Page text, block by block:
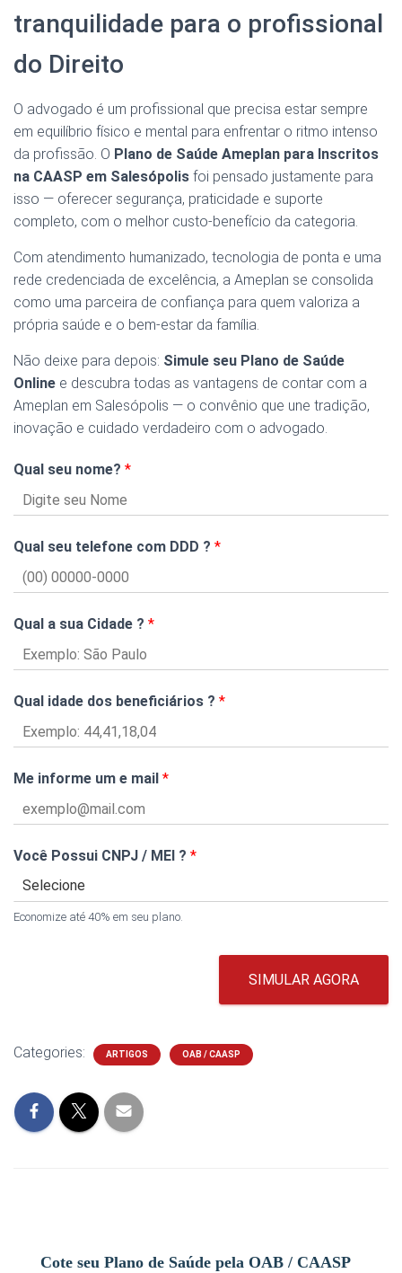
tranquilidade para o profissional
do Direito
O advogado é um profissional que precisa estar sempre
em equilíbrio físico e mental para enfrentar o ritmo intenso
da profissão. O Plano de Saúde Ameplan para Inscritos
na CAASP em Salesópolis foi pensado justamente para
isso — oferecer segurança, praticidade e suporte
completo, com o melhor custo-benefício da categoria.
Com atendimento humanizado, tecnologia de ponta e uma
rede credenciada de excelência, a Ameplan se consolida
como uma parceira de confiança para quem valoriza a
própria saúde e o bem-estar da família.
Não deixe para depois: Simule seu Plano de Saúde
Online e descubra todas as vantagens de contar com a
Ameplan em Salesópolis — o convênio que une tradição,
inovação e cuidado verdadeiro com o advogado.
Qual seu nome? *
Qual seu telefone com DDD ? *
Qual a sua Cidade ? *
Qual idade dos beneficiários ? *
Me informe um e mail *
Você Possui CNPJ / MEI ? *
Economize até 40% em seu plano.
SIMULAR AGORA
Categories: ARTIGOS OAB / CAASP
Cote seu Plano de Saúde pela OAB / CAASP